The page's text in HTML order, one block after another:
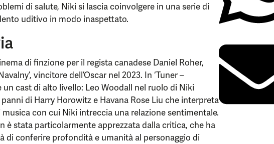
di salute, Niki si lascia coinvolgere in una serie di
uditivo in modo inaspettato.
di finzione per il regista canadese Daniel Roher,
vincitore dell’Oscar nel 2023. In ‘Tuner –
un cast di alto livello: Leo Woodall nel ruolo di Niki
di Harry Horowitz e Havana Rose Liu che interpreta
con cui Niki intreccia una relazione sentimentale.
è stata particolarmente apprezzata dalla critica, che ha
di conferire profondità e umanità al personaggio di